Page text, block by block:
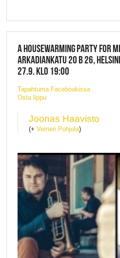
A HOUSEWARMING PARTY FOR
ARKADIANKATU 20 B 26,
27.9. KLO 19:00
Tapahtuma Facebookissa
Osta lippu
Joonas Haavisto
(+ Verneri Pohjola)